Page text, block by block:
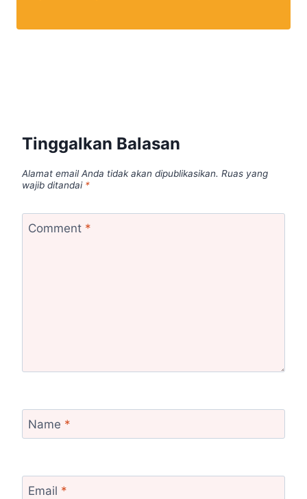
Tinggalkan Balasan
Alamat email Anda tidak akan dipublikasikan. Ruas yang
wajib ditandai *
Comment *
Name *
Email *